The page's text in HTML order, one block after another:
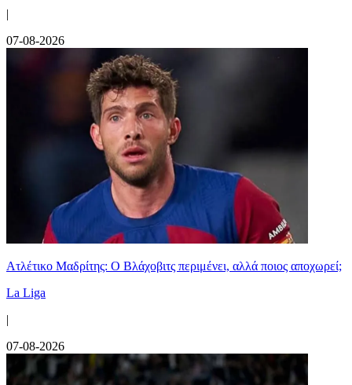
|
07-08-2026
Ατλέτικο Μαδρίτης: Ο Βλάχοβιτς περιμένει, αλλά ποιος αποχωρεί;
La Liga
|
07-08-2026